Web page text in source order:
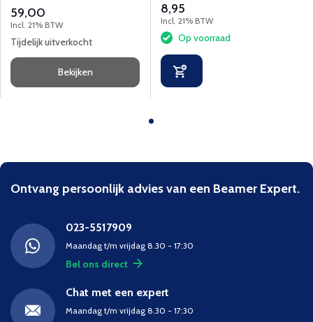
59,00
Incl. 21% BTW
Tijdelijk uitverkocht
Bekijken
8,95
Incl. 21% BTW
Op voorraad
Ontvang persoonlijk advies van een Beamer Expert.
023-5517909
Maandag t/m vrijdag 8.30 - 17:30
Bel ons direct
Chat met een expert
Maandag t/m vrijdag 8.30 - 17:30